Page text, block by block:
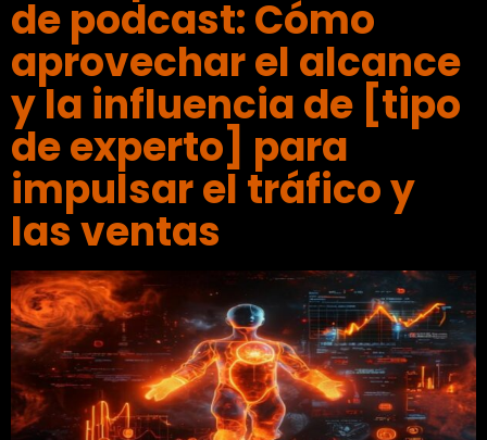
de podcast: Cómo
aprovechar el alcance
y la influencia de [tipo
de experto] para
impulsar el tráfico y
las ventas